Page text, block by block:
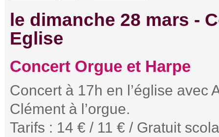
le dimanche 28 mars -
Eglise
Concert Orgue et Harpe
Concert à 17h en l’église avec
Clément à l’orgue.
Tarifs : 14 € / 11 € / Gratuit